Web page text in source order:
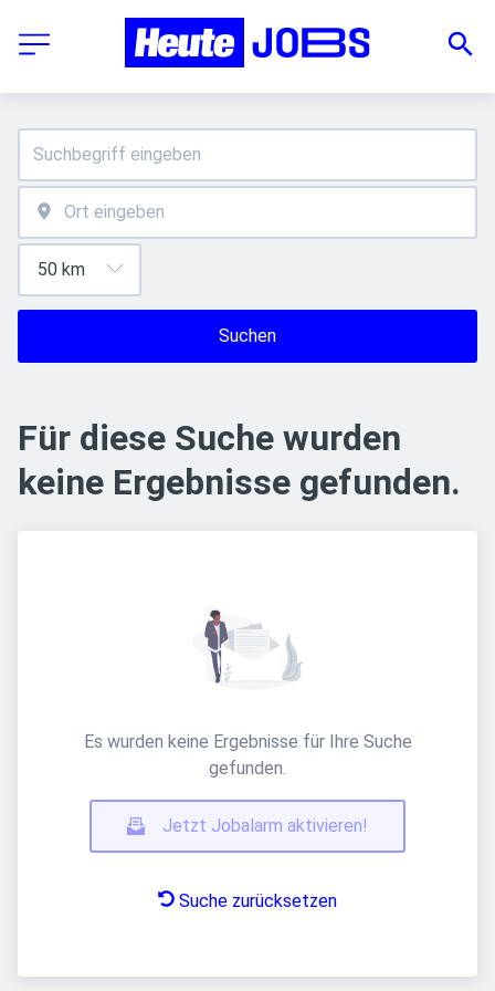
Suchen
Für diese Suche wurden
keine Ergebnisse gefunden.
Es wurden keine Ergebnisse für Ihre Suche
gefunden.
Jetzt Jobalarm aktivieren!
Suche zurücksetzen